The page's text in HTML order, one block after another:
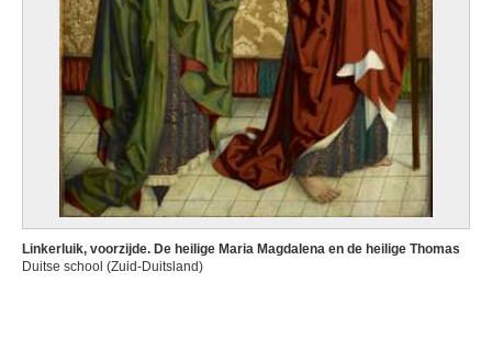
Linkerluik, voorzijde. De heilige Maria Magdalena en de heilige Thomas
Duitse school (Zuid-Duitsland)